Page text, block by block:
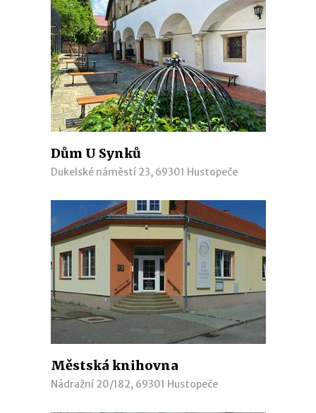
Dům U Synků
Dukelské náměstí 23, 69301 Hustopeče
Městská knihovna
Nádražní 20/182, 69301 Hustopeče